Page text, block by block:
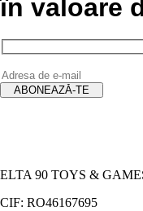
în valoare
ELTA 90 TOYS &
CIF: RO46167695